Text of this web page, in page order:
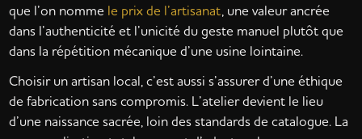
que l’on nomme le prix de l’artisanat, une valeur ancrée
dans l’authenticité et l’unicité du geste manuel plutôt que
dans la répétition mécanique d’une usine lointaine.
Choisir un artisan local, c’est aussi s’assurer d’une éthique
de fabrication sans compromis. L’atelier devient le lieu
d’une naissance sacrée, loin des standards de catalogue. La